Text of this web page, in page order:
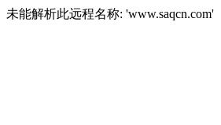
未能解析此远程名称: 'www.saqcn.com'